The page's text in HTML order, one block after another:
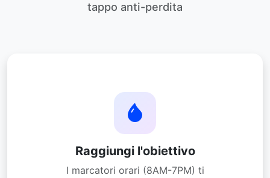
tappo anti-perdita
Raggiungi l'obiettivo
I marcatori orari (8AM-7PM) ti